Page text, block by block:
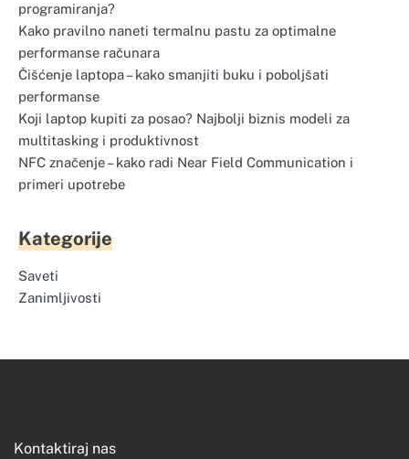
programiranja?
Kako pravilno naneti termalnu pastu za optimalne
performanse računara
Čišćenje laptopa – kako smanjiti buku i poboljšati
performanse
Koji laptop kupiti za posao? Najbolji biznis modeli za
multitasking i produktivnost
NFC značenje – kako radi Near Field Communication i
primeri upotrebe
Kategorije
Saveti
Zanimljivosti
Kontaktiraj nas